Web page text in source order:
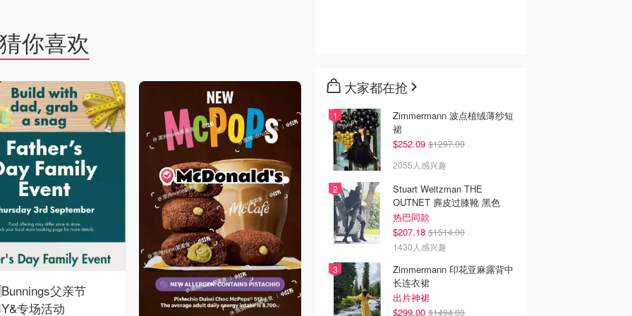
猜你喜欢
父亲节
专场活动
大家都在抢
Zimmermann 波点植绒薄纱短
裙
$252.09 $1297.00
2055人感兴趣
Stuart Weitzman THE
OUTNET 麂皮过膝靴 黑色
热巴同款
$207.18 $1514.00
1430人感兴趣
Zimmermann 印花亚麻露背中
长连衣裙
出片神裙
$299.00 $1494.00